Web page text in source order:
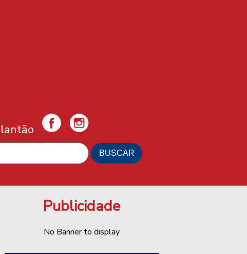
Publicidade
No Banner to display